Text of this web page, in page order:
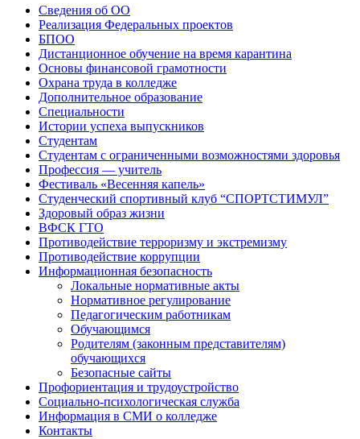
Сведения об ОО
Реализация Федеральных проектов
БПОО
Дистанционное обучение на время карантина
Основы финансовой грамотности
Охрана труда в колледже
Дополнительное образование
Специальности
Истории успеха выпускников
Студентам
Студентам с ограниченными возможностями здоровья
Профессия — учитель
Фестиваль «Весенняя капель»
Студенческий спортивный клуб “СПОРТСТИМУЛ”
Здоровый образ жизни
ВФСК ГТО
Противодействие терроризму и экстремизму
Противодействие коррупции
Информационная безопасность
Локальные нормативные акты
Нормативное регулирование
Педагогическим работникам
Обучающимся
Родителям (законным представителям)
обучающихся
Безопасные сайты
Профориентация и трудоустройство
Социально-психологическая служба
Информация в СМИ о колледже
Контакты